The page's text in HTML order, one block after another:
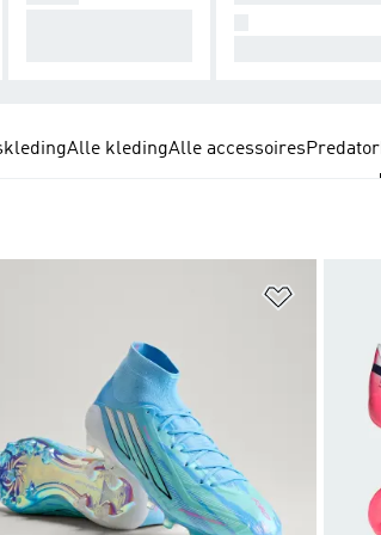
Alle kledingAlle accessoiresPredator